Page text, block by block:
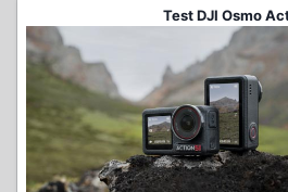
Test DJI Osmo